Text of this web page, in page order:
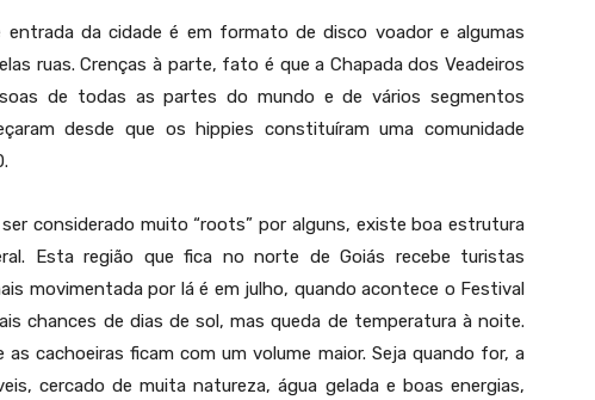
da cidade é em formato de disco voador e algumas
ruas. Crenças à parte, fato é que a Chapada dos Veadeiros
de todas as partes do mundo e de vários segmentos
desde que os hippies constituíram uma comunidade
considerado muito “roots” por alguns, existe boa estrutura
Esta região que fica no norte de Goiás recebe turistas
movimentada por lá é em julho, quando acontece o Festival
chances de dias de sol, mas queda de temperatura à noite.
cachoeiras ficam com um volume maior. Seja quando for, a
cercado de muita natureza, água gelada e boas energias,